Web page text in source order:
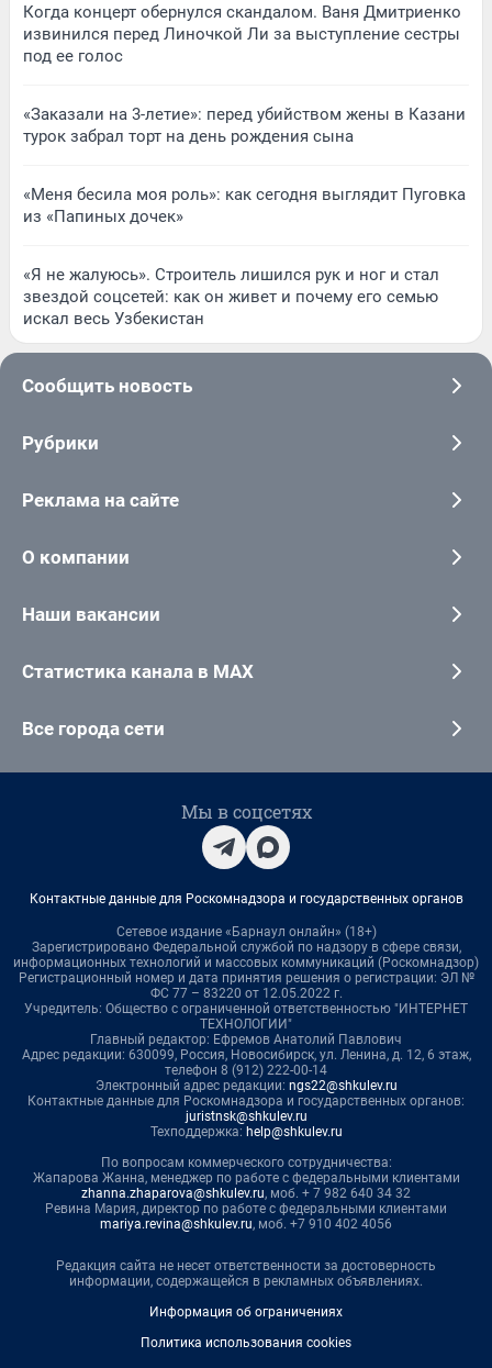
Когда концерт обернулся скандалом. Ваня Дмитриенко
извинился перед Линочкой Ли за выступление сестры
под ее голос
«Заказали на 3-летие»: перед убийством жены в Казани
турок забрал торт на день рождения сына
«Меня бесила моя роль»: как сегодня выглядит Пуговка
из «Папиных дочек»
«Я не жалуюсь». Строитель лишился рук и ног и стал
звездой соцсетей: как он живет и почему его семью
искал весь Узбекистан
Сообщить новость
Рубрики
Реклама на сайте
О компании
Наши вакансии
Статистика канала в MAX
Все города сети
Мы в соцсетях
Контактные данные для Роскомнадзора и государственных органов
Сетевое издание «Барнаул онлайн» (18+)
Зарегистрировано Федеральной службой по надзору в сфере связи,
информационных технологий и массовых коммуникаций (Роскомнадзор)
Регистрационный номер и дата принятия решения о регистрации: ЭЛ №
ФС 77 – 83220 от 12.05.2022 г.
Учредитель: Общество с ограниченной ответственностью "ИНТЕРНЕТ
ТЕХНОЛОГИИ"
Главный редактор: Ефремов Анатолий Павлович
Адрес редакции: 630099, Россия, Новосибирск, ул. Ленина, д. 12, 6 этаж,
телефон 8 (912) 222-00-14
Электронный адрес редакции: ngs22@shkulev.ru
Контактные данные для Роскомнадзора и государственных органов:
juristnsk@shkulev.ru
Техподдержка: help@shkulev.ru
По вопросам коммерческого сотрудничества:
Жапарова Жанна, менеджер по работе с федеральными клиентами
zhanna.zhaparova@shkulev.ru, моб. + 7 982 640 34 32
Ревина Мария, директор по работе с федеральными клиентами
mariya.revina@shkulev.ru, моб. +7 910 402 4056
Редакция сайта не несет ответственности за достоверность
информации, содержащейся в рекламных объявлениях.
Информация об ограничениях
Политика использования cookies